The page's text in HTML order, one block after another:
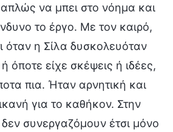
να μπει στο νόημα και
το έργο. Με τον καιρό,
όταν η Σίλα δυσκολευόταν
όποτε είχε σκέψεις ή ιδέες,
πια. Ήταν αρνητική και
για το καθήκον. Στην
συνεργαζόμουν έτσι μόνο